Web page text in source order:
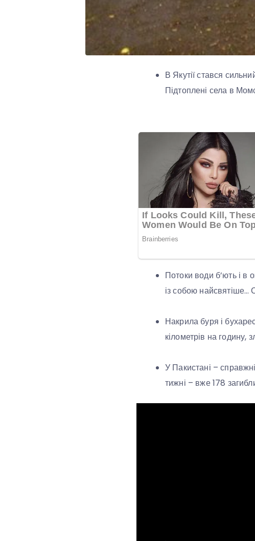
В Якутії стався
Підтоплені села в
Потоки води б’ють і в
із собою найсвятіше…
Накрила буря і
кілометрів на годину,
У Пакистані –
тижні – вже 178